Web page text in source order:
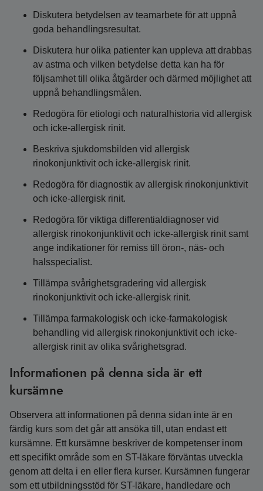
Diskutera betydelsen av teamarbete för att uppnå
goda behandlingsresultat.
Diskutera hur olika patienter kan uppleva att drabbas
av astma och vilken betydelse detta kan ha för
följsamhet till olika åtgärder och därmed möjlighet att
uppnå behandlingsmålen.
Redogöra för etiologi och naturalhistoria vid allergisk
och icke-allergisk rinit.
Beskriva sjukdomsbilden vid allergisk
rinokonjunktivit och icke-allergisk rinit.
Redogöra för diagnostik av allergisk rinokonjunktivit
och icke-allergisk rinit.
Redogöra för viktiga differentialdiagnoser vid
allergisk rinokonjunktivit och icke-allergisk rinit samt
ange indikationer för remiss till öron-, näs- och
halsspecialist.
Tillämpa svårighetsgradering vid allergisk
rinokonjunktivit och icke-allergisk rinit.
Tillämpa farmakologisk och icke-farmakologisk
behandling vid allergisk rinokonjunktivit och icke-
allergisk rinit av olika svårighetsgrad.
Informationen på denna sida är ett
kursämne
Observera att informationen på denna sidan inte är en
färdig kurs som det går att ansöka till, utan endast ett
kursämne. Ett kursämne beskriver de kompetenser inom
ett specifikt område som en ST-läkare förväntas utveckla
genom att delta i en eller flera kurser. Kursämnen fungerar
som ett utbildningsstöd för ST-läkare, handledare och